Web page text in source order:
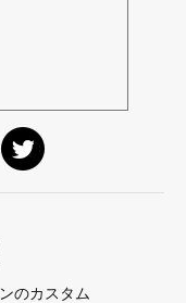
のカスタム